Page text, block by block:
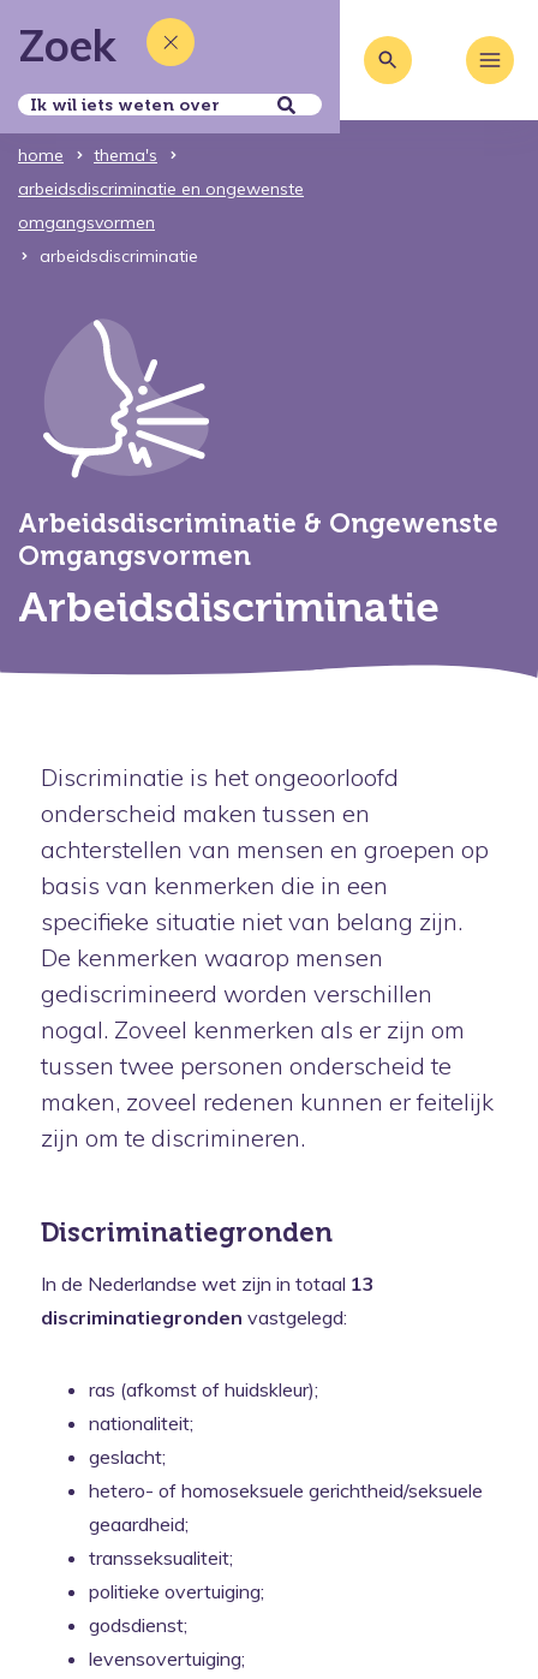
Zoek
home
thema's
arbeidsdiscriminatie en ongewenste
omgangsvormen
arbeidsdiscriminatie
Arbeidsdiscriminatie & Ongewenste
Omgangsvormen
Arbeidsdiscriminatie
Discriminatie is het ongeoorloofd
onderscheid maken tussen en
achterstellen van mensen en groepen op
basis van kenmerken die in een
specifieke situatie niet van belang zijn.
De kenmerken waarop mensen
gediscrimineerd worden verschillen
nogal. Zoveel kenmerken als er zijn om
tussen twee personen onderscheid te
maken, zoveel redenen kunnen er feitelijk
zijn om te discrimineren.
Discriminatiegronden
In de Nederlandse wet zijn in totaal 13
discriminatiegronden vastgelegd:
ras (afkomst of huidskleur);
nationaliteit;
geslacht;
hetero- of homoseksuele gerichtheid/seksuele
geaardheid;
transseksualiteit;
politieke overtuiging;
godsdienst;
levensovertuiging;